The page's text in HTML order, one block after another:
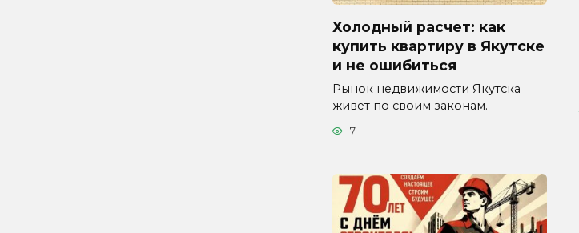
Холодный расчет: как
купить квартиру в Якутске
и не ошибиться
Рынок недвижимости Якутска
живет по своим законам.
7